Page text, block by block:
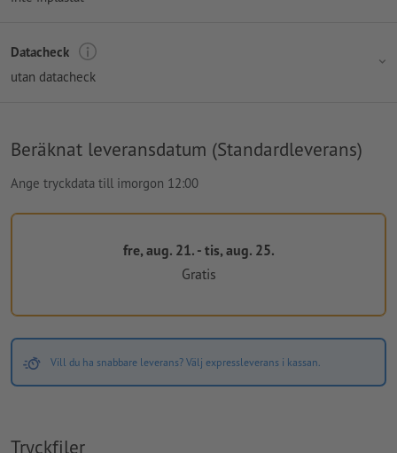
Datacheck
utan datacheck
Beräknat leveransdatum (Standardleverans)
Ange tryckdata till imorgon 12:00
fre, aug. 21. - tis, aug. 25.
Gratis
Vill du ha snabbare leverans? Välj expressleverans i kassan.
Tryckfiler